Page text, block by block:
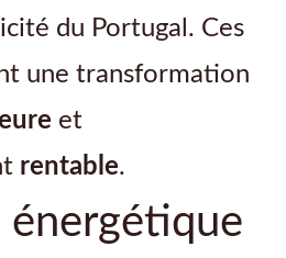
du Portugal. Ces
une transformation
et
rentable.